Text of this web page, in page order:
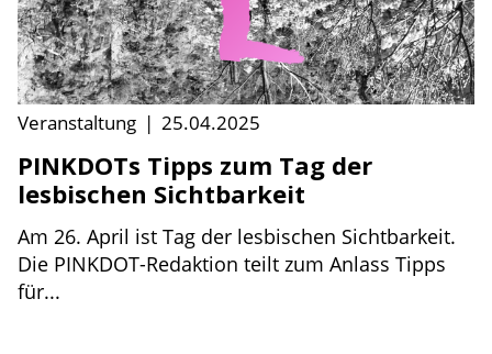
Veranstaltung | 25.04.2025
PINKDOTs Tipps zum Tag der
lesbischen Sichtbarkeit
Am 26. April ist Tag der lesbischen Sichtbarkeit.
Die PINKDOT-Redaktion teilt zum Anlass Tipps
für...